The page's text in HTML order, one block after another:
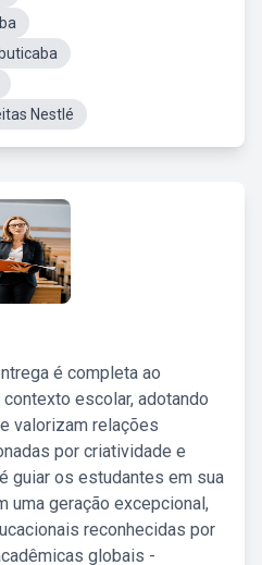
Nestlé
é completa ao
escolar, adotando
valorizam relações
por criatividade e
guiar os estudantes em sua
uma geração excepcional,
reconhecidas por
globais -